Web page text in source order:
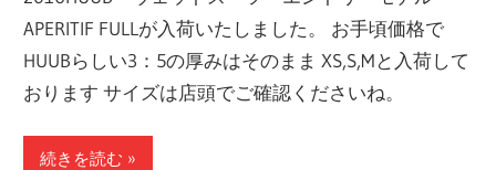
APERITIF FULLが入荷いたしました。 お手頃価格で
HUUBらしい3：5の厚みはそのまま XS,S,Mと入荷して
おります サイズは店頭でご確認くださいね。
続きを読む